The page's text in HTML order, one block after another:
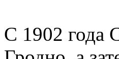
С 1902 года